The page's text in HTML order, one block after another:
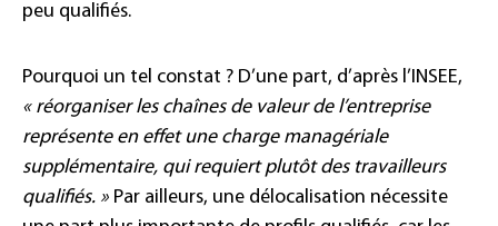
peu qualifiés.
Pourquoi un tel constat ? D’une part, d’après l’INSEE,
« réorganiser les chaînes de valeur de l’entreprise
représente en effet une charge managériale
supplémentaire, qui requiert plutôt des travailleurs
qualifiés. » Par ailleurs, une délocalisation nécessite